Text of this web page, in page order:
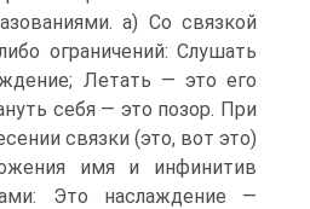
а) Со связкой
ограничений: Слушать
Летать — это его
себя — это позор. При
связки (это, вот это)
имя и инфинитив
Это наслаждение —